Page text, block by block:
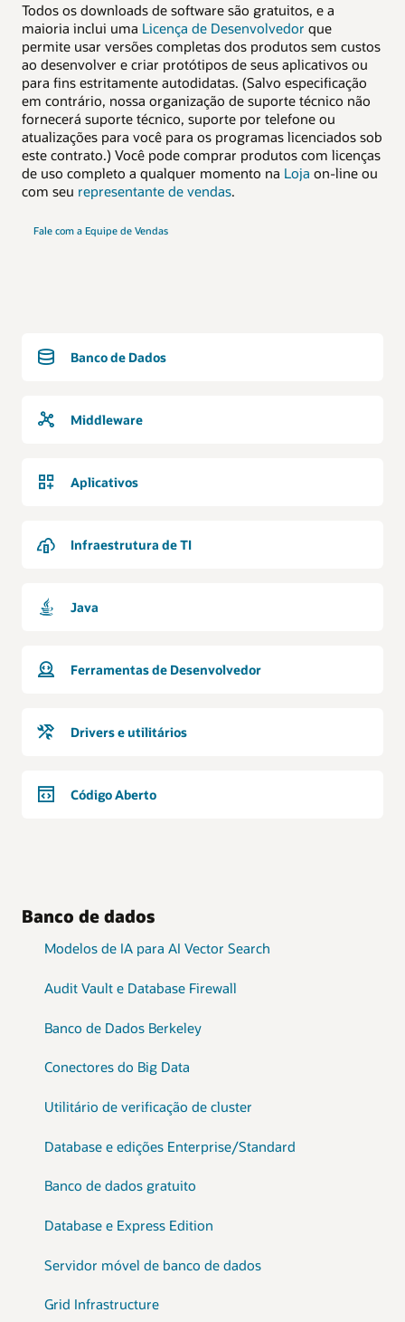
Todos os downloads de software são gratuitos, e a
maioria inclui uma Licença de Desenvolvedor que
permite usar versões completas dos produtos sem custos
ao desenvolver e criar protótipos de seus aplicativos ou
para fins estritamente autodidatas. (Salvo especificação
em contrário, nossa organização de suporte técnico não
fornecerá suporte técnico, suporte por telefone ou
atualizações para você para os programas licenciados sob
este contrato.) Você pode comprar produtos com licenças
de uso completo a qualquer momento na Loja on-line ou
com seu representante de vendas.
Fale com a Equipe de Vendas
Banco de Dados
Middleware
Aplicativos
Infraestrutura de TI
Java
Ferramentas de Desenvolvedor
Drivers e utilitários
Código Aberto
Banco de dados
Modelos de IA para AI Vector Search
Audit Vault e Database Firewall
Banco de Dados Berkeley
Conectores do Big Data
Utilitário de verificação de cluster
Database e edições Enterprise/Standard
Banco de dados gratuito
Database e Express Edition
Servidor móvel de banco de dados
Grid Infrastructure